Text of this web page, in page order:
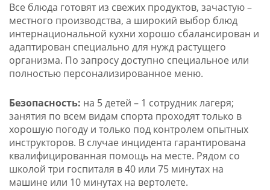
Все блюда готовят из свежих продуктов, зачастую –
местного производства, а широкий выбор блюд
интернациональной кухни хорошо сбалансирован и
адаптирован специально для нужд растущего
организма. По запросу доступно специальное или
полностью персонализированное меню.
Безопасность: на 5 детей – 1 сотрудник лагеря;
занятия по всем видам спорта проходят только в
хорошую погоду и только под контролем опытных
инструкторов. В случае инцидента гарантирована
квалифицированная помощь на месте. Рядом со
школой три госпиталя в 40 или 75 минутах на
машине или 10 минутах на вертолете.